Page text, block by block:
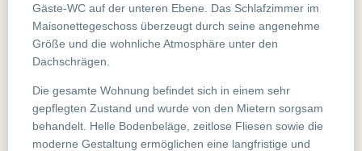
Gäste-WC auf der unteren Ebene. Das Schlafzimmer im
Maisonettegeschoss überzeugt durch seine angenehme
Größe und die wohnliche Atmosphäre unter den
Dachschrägen.
Die gesamte Wohnung befindet sich in einem sehr
gepflegten Zustand und wurde von den Mietern sorgsam
behandelt. Helle Bodenbeläge, zeitlose Fliesen sowie die
moderne Gestaltung ermöglichen eine langfristige und